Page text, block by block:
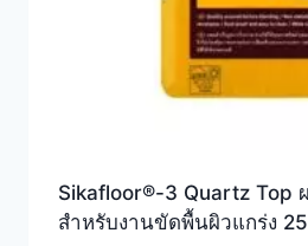
Sikafloor®-3 Quartz Top
สำหรับงานขัดพื้นผิวแกร่ง